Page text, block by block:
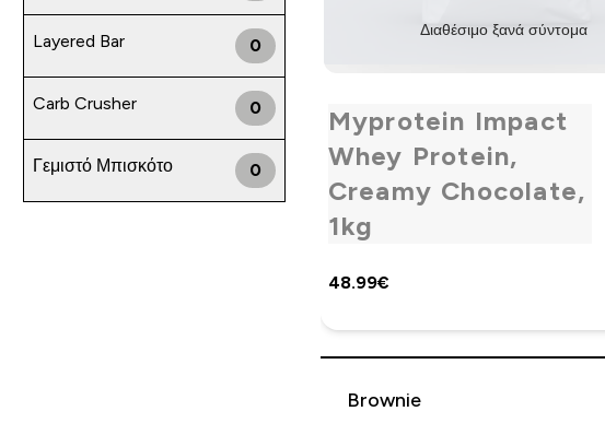
Layered Bar 0
Carb Crusher 0
Γεμιστό Μπισκότο 0
Myprotein Impact
Whey Protein,
Creamy Chocolate,
1kg
48.99€‎
Διαθέσιμο ξανά σύντομα
Brownie